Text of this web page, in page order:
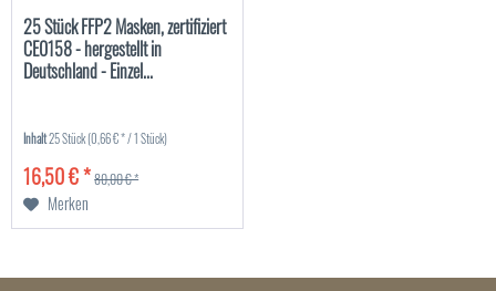
25 Stück FFP2 Masken, zertifiziert
CE0158 - hergestellt in
Deutschland - Einzel...
Inhalt25 Stück(0,66 € * / 1 Stück)
16,50 € *80,00 € *
Merken